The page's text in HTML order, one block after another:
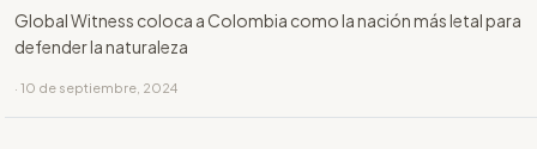
Global Witness coloca a Colombia como la nación más letal para
defender la naturaleza
· 10 de septiembre, 2024